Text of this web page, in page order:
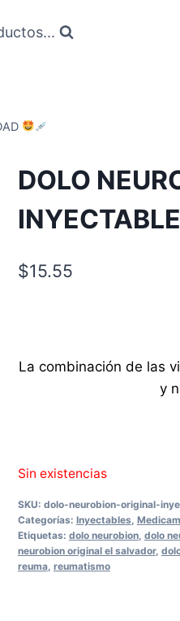
DOLO
$15.55
La combinación de las
y
Sin existencias
SKU: dolo-neurobion-original-
Categorías: Inyectables,
Etiquetas: dolo neurobion, dolo
neurobion original el salvador,
reuma, reumatismo